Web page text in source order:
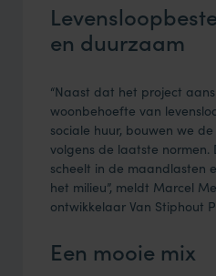
en duurzaam
“Naast dat het project
woonbehoefte van
sociale huur, bouwen we
volgens de laatste
scheelt in de maandlasten
het milieu”, meldt Marcel
ontwikkelaar Van Stiphout
Een mooie mix